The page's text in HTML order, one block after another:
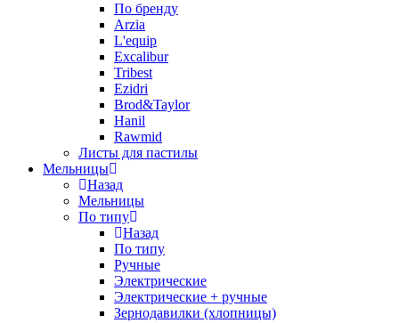
По бренду
Arzia
L'equip
Excalibur
Tribest
Ezidri
Brod&Taylor
Hanil
Rawmid
Листы для пастилы
Мельницы
Назад
Мельницы
По типу
Назад
По типу
Ручные
Электрические
Электрические + ручные
Зернодавилки (хлопницы)